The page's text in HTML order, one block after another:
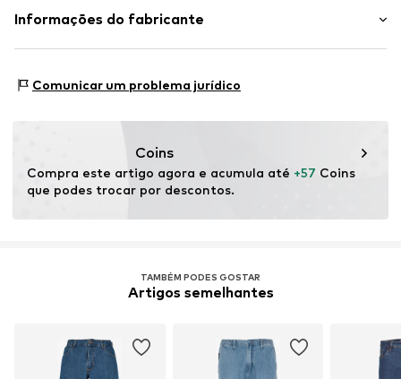
Toque com relevo
Artigo n º. VAM3499003000001
Composição: 100% Algodão
Informações do fabricante
89537 Giengen an der Brenz
Comunicar um problema jurídico
Coins
Compra este artigo agora e acumula até +57 Coins
que podes trocar por descontos.
TAMBÉM PODES GOSTAR
Artigos semelhantes